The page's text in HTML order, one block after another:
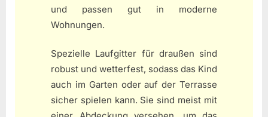
und passen gut in moderne
Wohnungen.
Spezielle Laufgitter für draußen sind
robust und wetterfest, sodass das Kind
auch im Garten oder auf der Terrasse
sicher spielen kann. Sie sind meist mit